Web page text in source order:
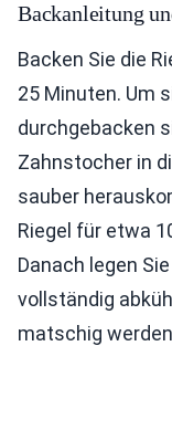
Backanleitung
Backen Sie die
25 Minuten. Um
durchgebacken
Zahnstocher in
sauber
Riegel für etwa
Danach legen
vollständig
matschig